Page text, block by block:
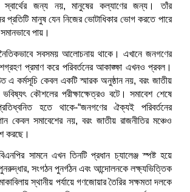
স্বার্থের জন্য নয়, মানুষের কল্যাণের জন্য। তাঁর
মানুষ যেন নিজের ভোটাধিকার ভোগ করতে পারে
পায়।
সবসময় আলোচনায় থাকে। এখানে জনগণের
প্রমাণ করে পরিবর্তনের আকাঙ্ক্ষা এখনও প্রবল।
এ কর্মসূচি কেবল একটি স্মারক অনুষ্ঠান নয়, বরং জাতীয়
ভবিষ্যৎ কৌশলের পরীক্ষাক্ষেত্রও বটে। সমাবেশ শেষে
হতে থাকে-“জনগণের ঐক্যই পরিবর্তনের
কেবল সমাবেশের নয়, বরং জাতীয় রাজনীতির মঞ্চেও
করছে।
সামনে এখন তিনটি প্রধান চ্যালেঞ্জ স্পষ্ট হয়ে
সংগঠন পুনর্গঠন এবং আন্দোলনকে লক্ষ্যভিত্তিক
স্থানীয় পর্যায়ে গণজোয়ার তৈরির সক্ষমতা দলকে